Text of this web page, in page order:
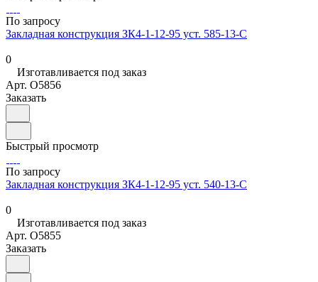
По запросу
Закладная конструкция ЗК4-1-12-95 уст. 585-13-С
0
Изготавливается под заказ
Арт. O5856
Заказать
Быстрый просмотр
По запросу
Закладная конструкция ЗК4-1-12-95 уст. 540-13-С
0
Изготавливается под заказ
Арт. O5855
Заказать